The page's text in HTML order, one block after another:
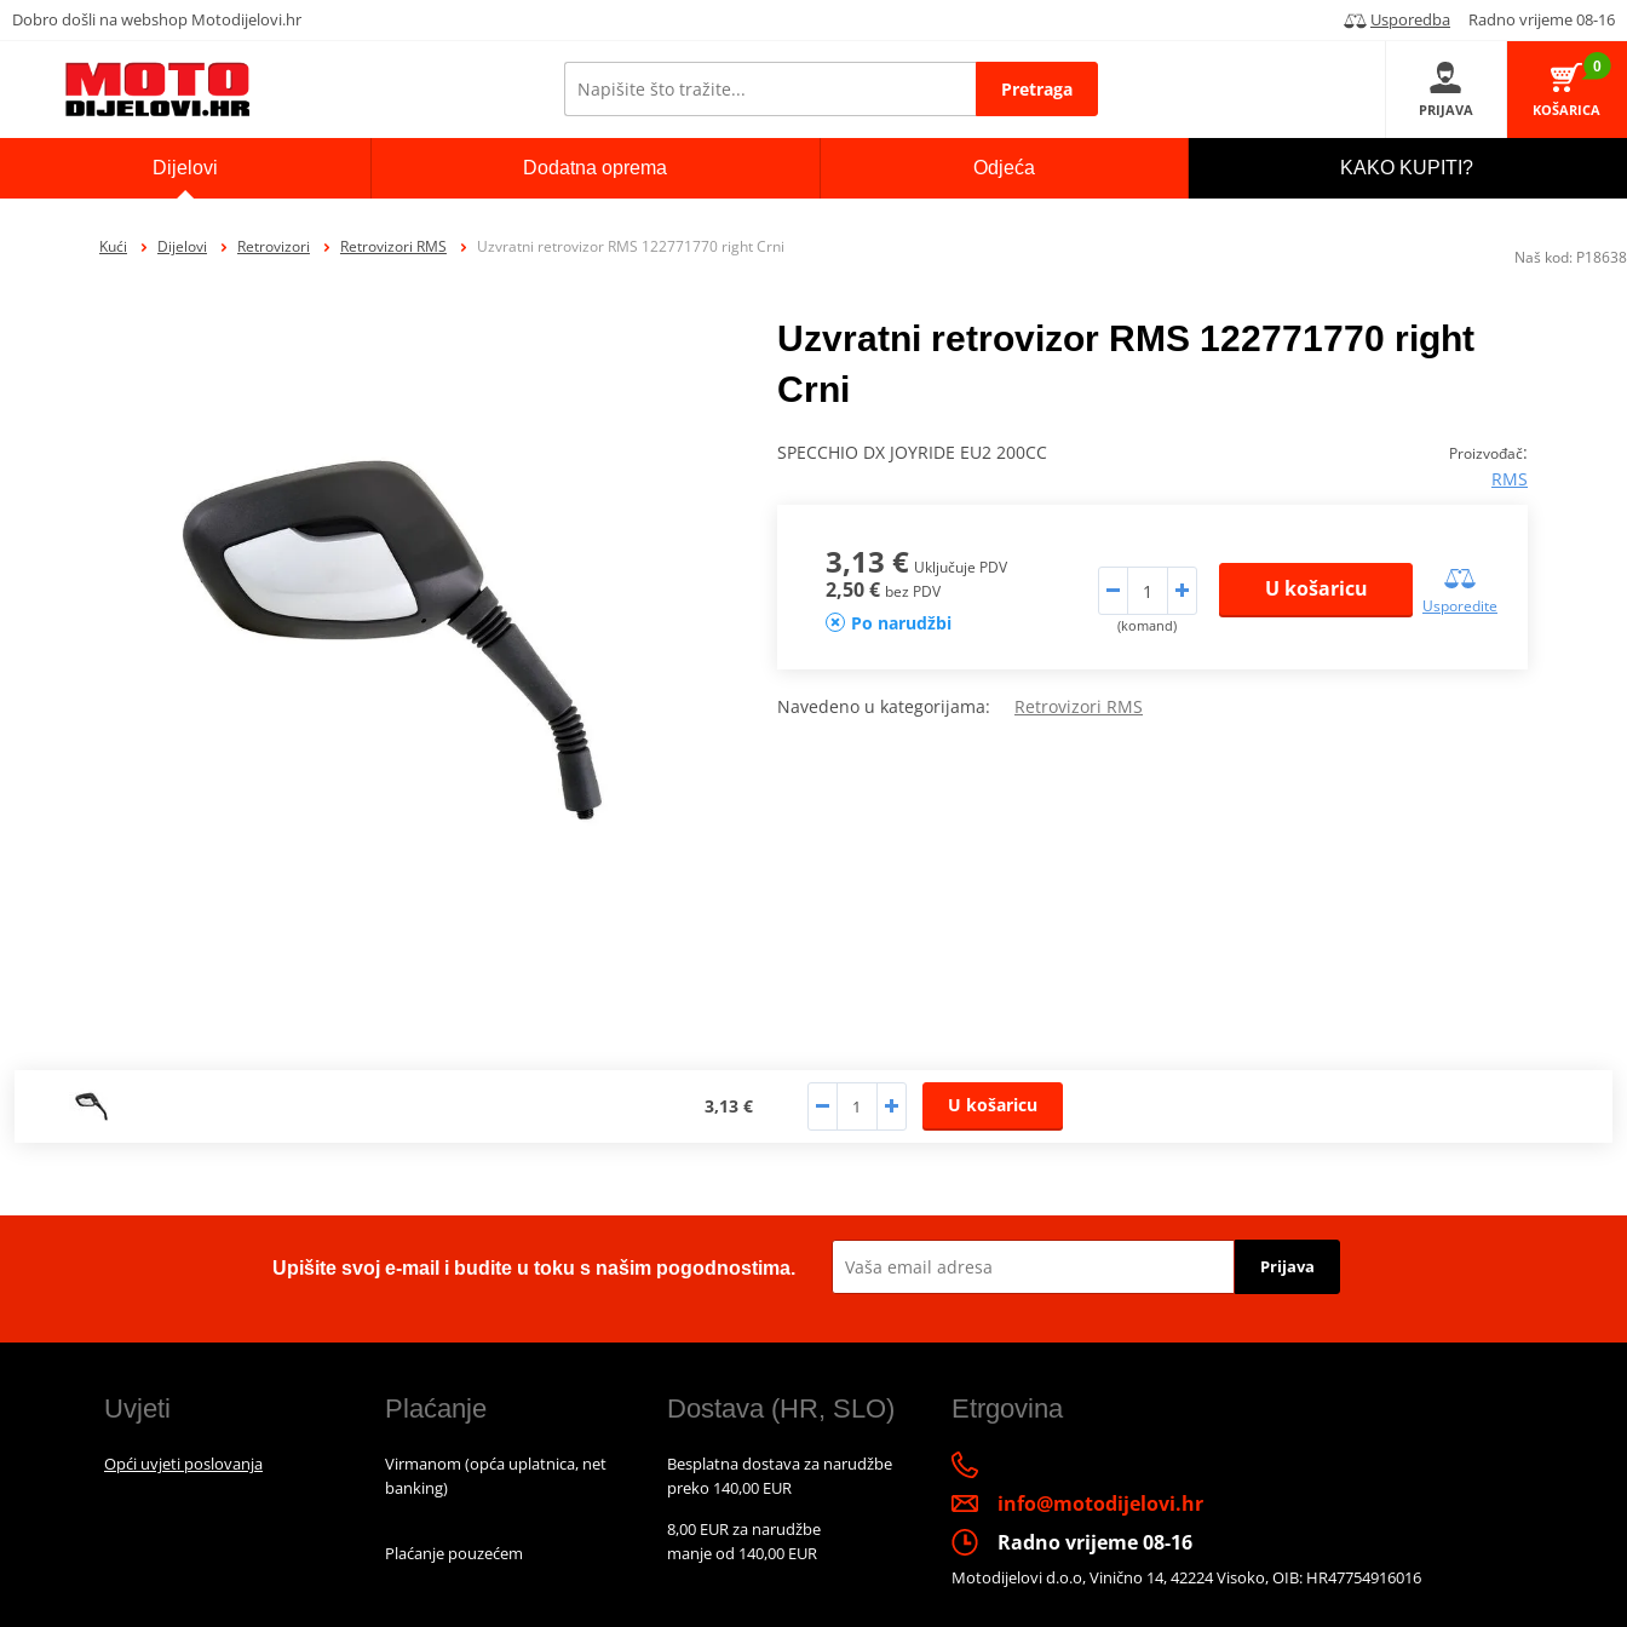
Dobro došli na webshop Motodijelovi.hr Usporedba Radno vrijeme 08-16
Pretraga
PRIJAVA
0
KOŠARICA
Dijelovi Dodatna oprema Odjeća KAKO KUPITI?
Kući Dijelovi Retrovizori Retrovizori RMS Uzvratni retrovizor RMS 122771770 right Crni
Uzvratni retrovizor RMS 122771770 right
Crni
Proizvođač:
RMS
SPECCHIO DX JOYRIDE EU2 200CC
3,13 € Uključuje PDV
2,50 € bez PDV
Po narudžbi (komand)
U košaricu
Usporedite
Navedeno u kategorijama: Retrovizori RMS
3,13 € U košaricu
Naš kod: P18638
Upišite svoj e-mail i budite u toku s našim pogodnostima. Prijava
Uvjeti
Opći uvjeti poslovanja
Plaćanje
Virmanom (opća uplatnica, net
banking)
Plaćanje pouzećem
Dostava (HR, SLO)
Besplatna dostava za narudžbe
preko 140,00 EUR
8,00 EUR za narudžbe
manje od 140,00 EUR
Etrgovina
info@motodijelovi.hr
Radno vrijeme 08-16
Motodijelovi d.o.o, Vinično 14, 42224 Visoko, OIB: HR47754916016